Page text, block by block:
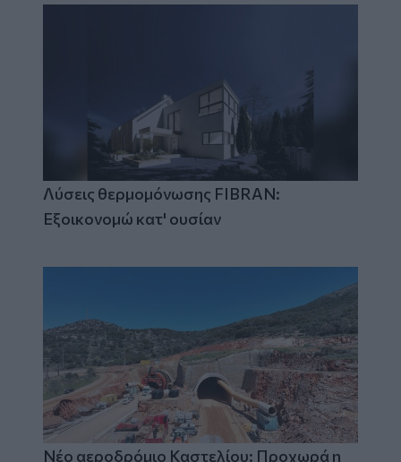
Λύσεις θερμομόνωσης FIBRAN:
Εξοικονομώ κατ' ουσίαν
Νέο αεροδρόμιο Καστελίου: Προχωρά η